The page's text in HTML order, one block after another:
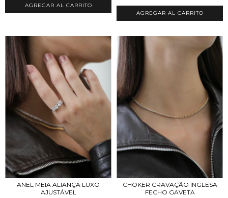
AGREGAR AL CARRITO
AGREGAR AL CARRITO
ANEL MEIA ALIANÇA LUXO
AJUSTÁVEL
CHOKER CRAVAÇÃO INGLESA
FECHO GAVETA